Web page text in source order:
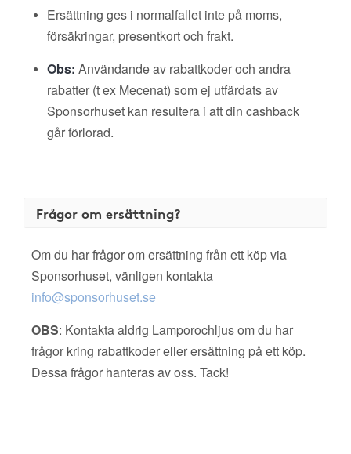
Ersättning ges i normalfallet inte på moms,
försäkringar, presentkort och frakt.
Obs: Användande av rabattkoder och andra
rabatter (t ex Mecenat) som ej utfärdats av
Sponsorhuset kan resultera i att din cashback
går förlorad.
Frågor om ersättning?
Om du har frågor om ersättning från ett köp via
Sponsorhuset, vänligen kontakta
info@sponsorhuset.se
OBS: Kontakta aldrig Lamporochljus om du har
frågor kring rabattkoder eller ersättning på ett köp.
Dessa frågor hanteras av oss. Tack!